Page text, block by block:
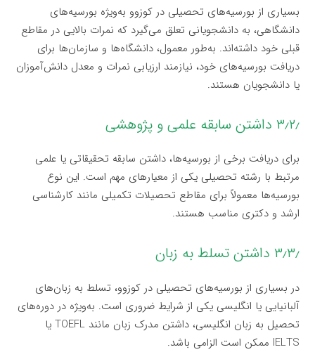
بسیاری از بورسیه‌های تحصیلی در کوزوو به‌ویژه بورسیه‌های
دانشگاهی، به دانشجویانی تعلق می‌گیرد که نمرات بالایی در مقاطع
قبلی خود داشته‌اند. به‌طور معمول، دانشگاه‌ها و سازمان‌ها برای
دریافت بورسیه‌های خود، نیازمند ارزیابی نمرات و معدل دانش‌آموزان
یا دانشجویان هستند.
۳٫۲٫ داشتن سابقه علمی و پژوهشی
برای دریافت برخی از بورسیه‌ها، داشتن سابقه تحقیقاتی یا علمی
مرتبط با رشته تحصیلی یکی از معیارهای مهم است. این نوع
بورسیه‌ها معمولاً برای مقاطع تحصیلات تکمیلی مانند کارشناسی
ارشد و دکتری مناسب هستند.
۳٫۳٫ داشتن تسلط به زبان
در بسیاری از بورسیه‌های تحصیلی در کوزوو، تسلط به زبان‌های
آلبانیایی یا انگلیسی یکی از شرایط ضروری است. به‌ویژه در دوره‌های
تحصیل به زبان انگلیسی، داشتن مدرک زبان مانند TOEFL یا
IELTS ممکن است الزامی باشد.